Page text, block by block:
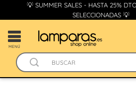
💡 SUMMER SALES - HASTA 25%
SELECCIONADAS 💡
MENÚ